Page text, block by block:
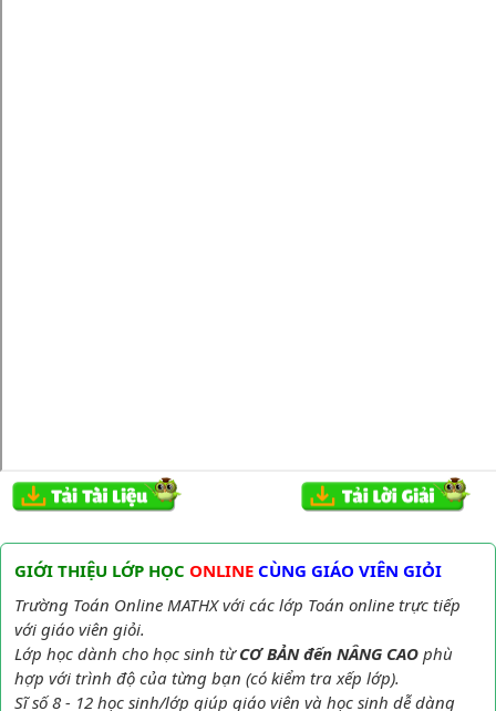
GIỚI THIỆU LỚP HỌC ONLINE CÙNG GIÁO VIÊN GIỎI
Trường Toán Online MATHX với các lớp Toán online trực tiếp
với giáo viên giỏi.
Lớp học dành cho học sinh từCƠ BẢN đến NÂNG CAO phù
hợp với trình độ của từng bạn (có kiểm tra xếp lớp).
Sĩ số 8 - 12 học sinh/lớp giúp giáo viên và học sinh dễ dàng